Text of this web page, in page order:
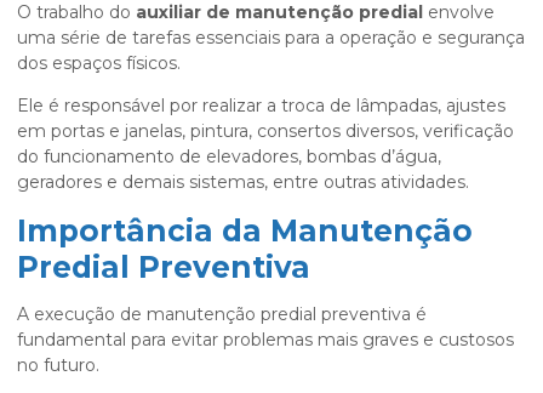
O trabalho do auxiliar de manutenção predial envolve
uma série de tarefas essenciais para a operação e segurança
dos espaços físicos.
Ele é responsável por realizar a troca de lâmpadas, ajustes
em portas e janelas, pintura, consertos diversos, verificação
do funcionamento de elevadores, bombas d’água,
geradores e demais sistemas, entre outras atividades.
Importância da Manutenção
Predial Preventiva
A execução de manutenção predial preventiva é
fundamental para evitar problemas mais graves e custosos
no futuro.